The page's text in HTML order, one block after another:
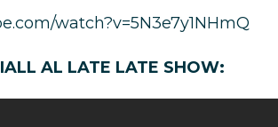
watch?v=5N3e7y1NHmQ
AL LATE LATE SHOW: